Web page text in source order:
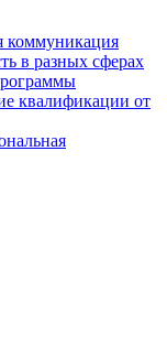
коммуникация
в разных сферах
квалификации от